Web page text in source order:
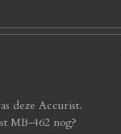
deze Accurist.
MB-462 nog?